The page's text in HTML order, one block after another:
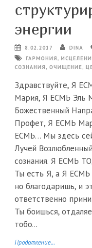
энергии
8.02.2017 DINA
ГАРМОНИЯ ,
СОЗНАНИЯ , ОЧИЩЕНИЕ,
Здравствуйте, Я
Мария, Я ЕСМЬ Эль
Божественный
Профет, Я ЕСМЬ
ЕСМЬ… Мы здесь
Лучей
сознания. Я ЕСМЬ
Ты есть Я, а Я ЕСМЬ
но благодаришь, и
ответственно
Ты боишься,
тобо...
Продолжение...